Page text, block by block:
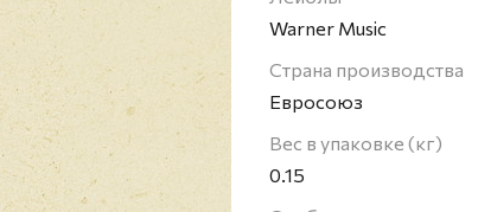
духовые инструменты.
Warner Music
Страна производства
Евросоюз
Вес в упаковке (кг)
0.15